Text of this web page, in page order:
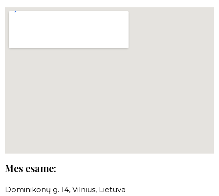
Mes esame:
Dominikonų g. 14, Vilnius, Lietuva